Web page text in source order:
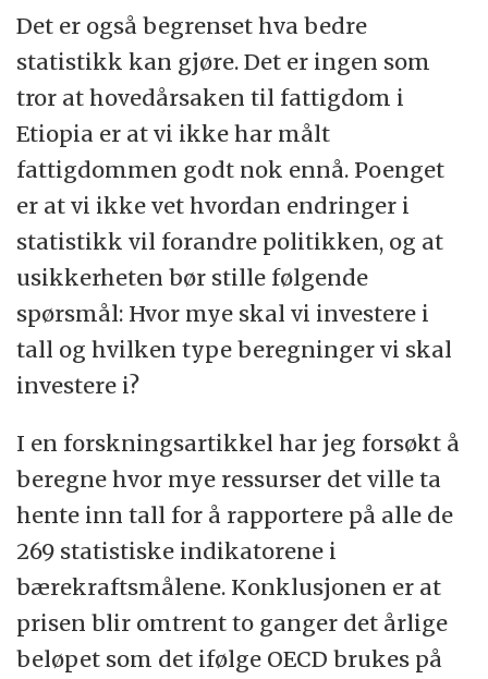
Det er også begrenset hva bedre
statistikk kan gjøre. Det er ingen som
tror at hovedårsaken til fattigdom i
Etiopia er at vi ikke har målt
fattigdommen godt nok ennå. Poenget
er at vi ikke vet hvordan endringer i
statistikk vil forandre politikken, og at
usikkerheten bør stille følgende
spørsmål: Hvor mye skal vi investere i
tall og hvilken type beregninger vi skal
investere i?
I en forskningsartikkel har jeg forsøkt å
beregne hvor mye ressurser det ville ta
hente inn tall for å rapportere på alle de
269 statistiske indikatorene i
bærekraftsmålene. Konklusjonen er at
prisen blir omtrent to ganger det årlige
beløpet som det ifølge OECD brukes på